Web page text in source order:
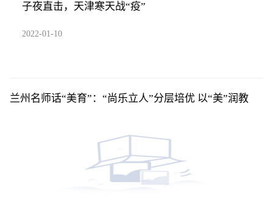
子夜直击，天津寒天战“疫”
2022-01-10
兰州名师话“美育”：“尚乐立人”分层培优 以“美”润教